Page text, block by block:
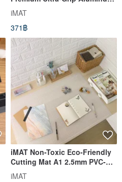
Ruler - A Cutting and
Positioning Aid Tool
iMAT
371฿
iMAT Non-Toxic Eco-Friendly
Cutting Mat A1 2.5mm PVC-
Free Desk Mat 60x90cm for
iMAT